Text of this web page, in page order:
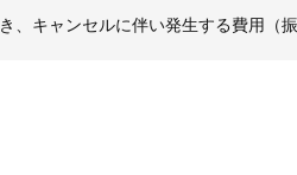
、キャンセルに伴い発生する費用（